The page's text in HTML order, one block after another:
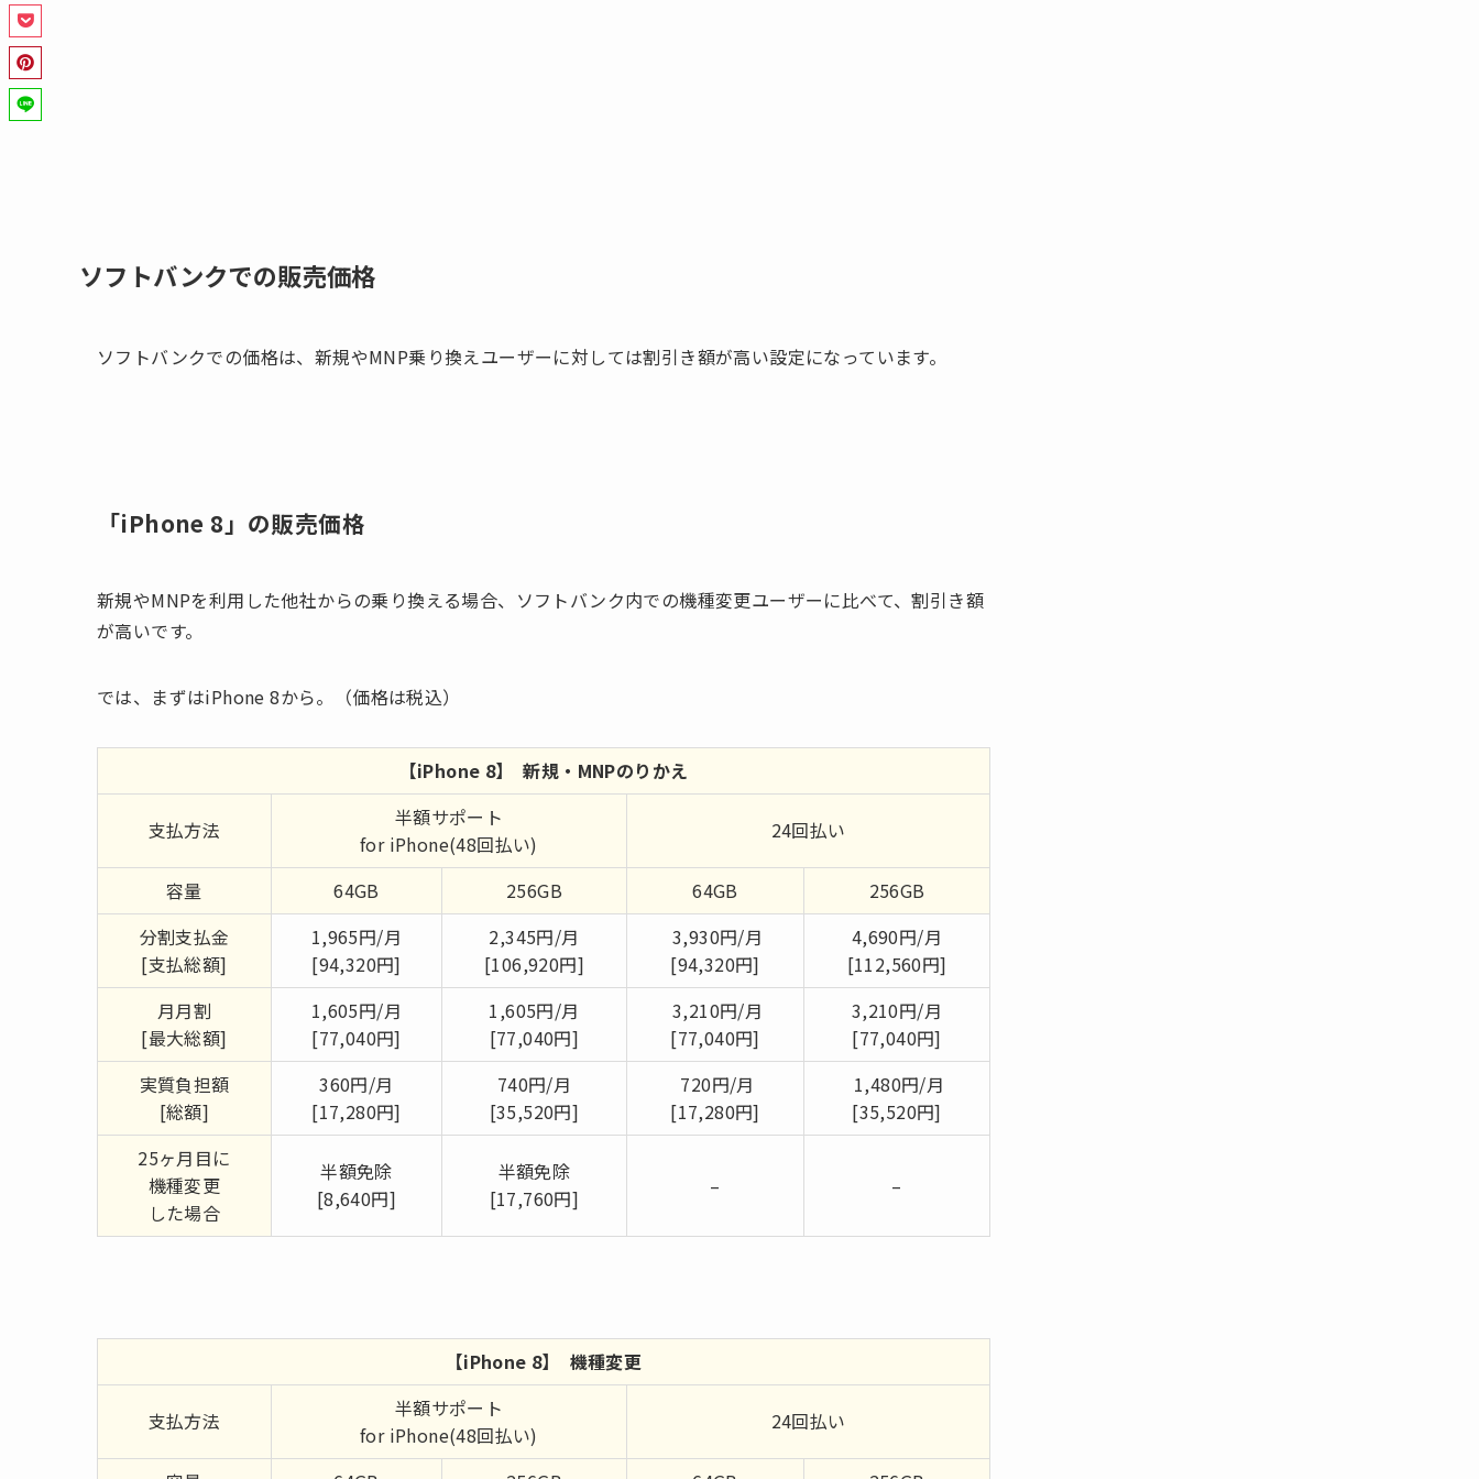
ソフトバンクでの販売価格
ソフトバンクでの価格は、新規やMNP乗り換えユーザーに対しては割引き額が高い設定になっています。
「iPhone 8」の販売価格
新規やMNPを利用した他社からの乗り換える場合、ソフトバンク内での機種変更ユーザーに比べて、割引き額
が高いです。
では、まずはiPhone 8から。（価格は税込）
【iPhone 8】 新規・MNPのりかえ
支払方法
半額サポート
for iPhone(48回払い)
24回払い
容量 64GB 256GB 64GB
256GB
分割支払金
[支払総額]
1,965円/月
[94,320円]
2,345円/月
[106,920円]
3,930円/月
[94,320円]
4,690円/月
[112,560円]
月月割
[最大総額]
1,605円/月
[77,040円]
1,605円/月
[77,040円]
3,210円/月
[77,040円]
3,210円/月
[77,040円]
実質負担額
[総額]
360円/月
[17,280円]
740円/月
[35,520円]
720円/月
[17,280円]
1,480円/月
[35,520円]
25ヶ月目に
機種変更
した場合
半額免除
[8,640円]
半額免除
[17,760円]
– –
【iPhone 8】 機種変更
支払方法
半額サポート
for iPhone(48回払い)
24回払い